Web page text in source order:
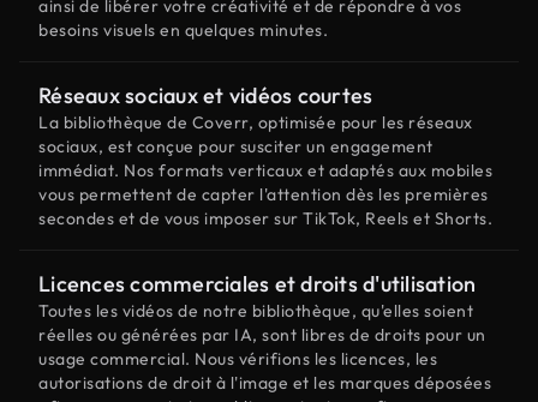
ainsi de libérer votre créativité et de répondre à vos
besoins visuels en quelques minutes.
Réseaux sociaux et vidéos courtes
La bibliothèque de Coverr, optimisée pour les réseaux
sociaux, est conçue pour susciter un engagement
immédiat. Nos formats verticaux et adaptés aux mobiles
vous permettent de capter l'attention dès les premières
secondes et de vous imposer sur TikTok, Reels et Shorts.
Licences commerciales et droits d'utilisation
Toutes les vidéos de notre bibliothèque, qu'elles soient
réelles ou générées par IA, sont libres de droits pour un
usage commercial. Nous vérifions les licences, les
autorisations de droit à l'image et les marques déposées